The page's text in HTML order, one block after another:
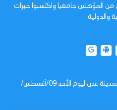
من المؤهلين جامعيا واكتسبوا خبرات
والدولية.
مواقيت الأذان لمدينة عدن ليوم الأحد 09/أغسطس/